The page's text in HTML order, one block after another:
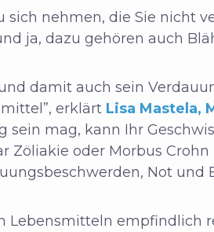
nehmen, die Sie nicht
ja, dazu gehören auch
damit auch sein
erklärt Lisa Mastela,
sein mag, kann Ihr
Zöliakie oder Morbus
Not und
Lebensmitteln empfindlich